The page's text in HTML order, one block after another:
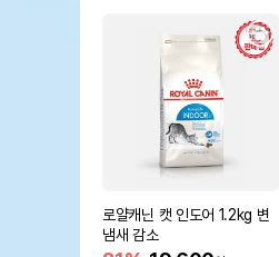
로얄캐닌 캣 인도어 1.2kg 변
냄새 감소